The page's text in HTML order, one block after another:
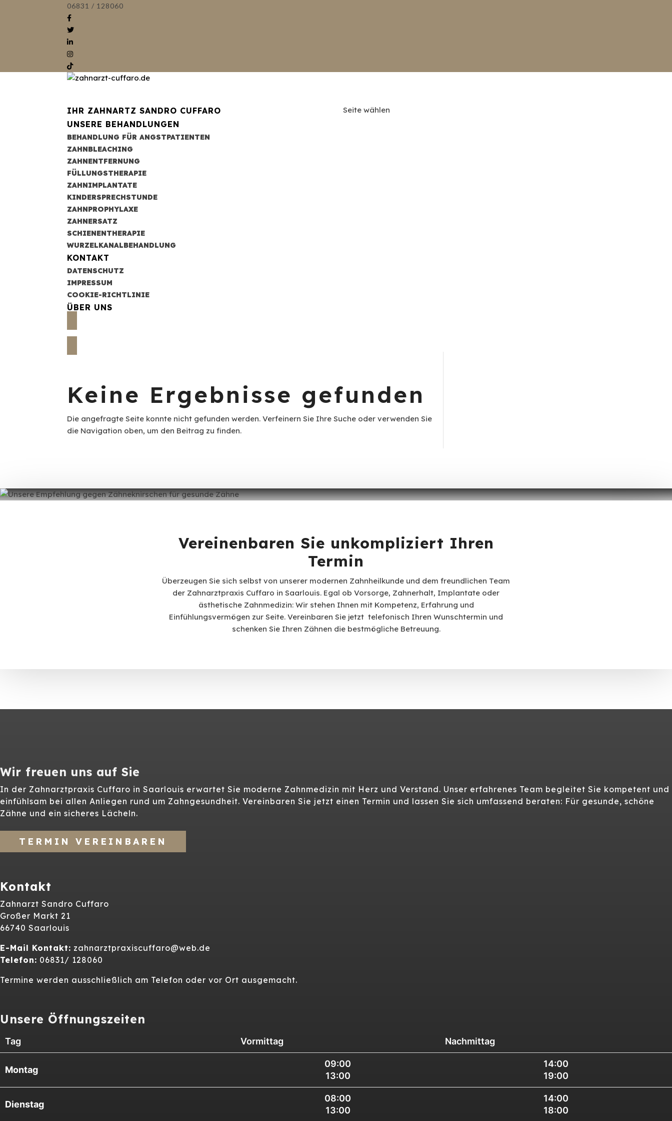
06831 / 128060
IHR ZAHNARTZ SANDRO CUFFARO
UNSERE BEHANDLUNGEN
BEHANDLUNG FÜR ANGSTPATIENTEN
ZAHNBLEACHING
ZAHNENTFERNUNG
FÜLLUNGSTHERAPIE
ZAHNIMPLANTATE
KINDERSPRECHSTUNDE
ZAHNPROPHYLAXE
ZAHNERSATZ
SCHIENENTHERAPIE
WURZELKANALBEHANDLUNG
KONTAKT
DATENSCHUTZ
IMPRESSUM
COOKIE-RICHTLINIE
ÜBER UNS
Seite wählen
Keine Ergebnisse gefunden
Die angefragte Seite konnte nicht gefunden werden. Verfeinern Sie Ihre Suche oder verwenden Sie
die Navigation oben, um den Beitrag zu finden.
Vereinenbaren Sie unkompliziert Ihren
Termin
Überzeugen Sie sich selbst von unserer modernen Zahnheilkunde und dem freundlichen Team
der Zahnarztpraxis Cuffaro in Saarlouis. Egal ob Vorsorge, Zahnerhalt, Implantate oder
ästhetische Zahnmedizin: Wir stehen Ihnen mit Kompetenz, Erfahrung und
Einfühlungsvermögen zur Seite. Vereinbaren Sie jetzt telefonisch Ihren Wunschtermin und
schenken Sie Ihren Zähnen die bestmögliche Betreuung.
Wir freuen uns auf Sie
In der Zahnarztpraxis Cuffaro in Saarlouis erwartet Sie moderne Zahnmedizin mit Herz und Verstand. Unser erfahrenes Team begleitet Sie kompetent und
einfühlsam bei allen Anliegen rund um Zahngesundheit. Vereinbaren Sie jetzt einen Termin und lassen Sie sich umfassend beraten: Für gesunde, schöne
Zähne und ein sicheres Lächeln.
TERMIN VEREINBAREN
Kontakt
Zahnarzt Sandro Cuffaro
Großer Markt 21
66740 Saarlouis
E-Mail Kontakt: zahnarztpraxiscuffaro@web.de
Telefon: 06831/ 128060
Termine werden ausschließlich am Telefon oder vor Ort ausgemacht.
Unsere Öffnungszeiten
Tag Vormittag Nachmittag
Montag
09:00
13:00
14:00
19:00
Dienstag
08:00
13:00
14:00
18:00